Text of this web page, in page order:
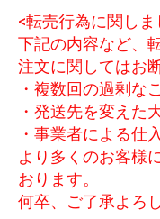
<転売行為に関しま
下記の内容など、
注文に関してはお
・複数回の過剰な
・発送先を変えた
・事業者による仕
より多くのお客様
おります。
何卒、ご了承よろ